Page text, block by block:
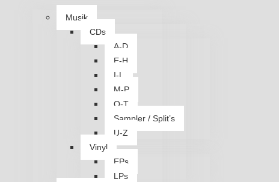
Musik
CDs
A-D
E-H
I-L
M-P
Q-T
Sampler / Split’s
U-Z
Vinyl
EPs
LPs